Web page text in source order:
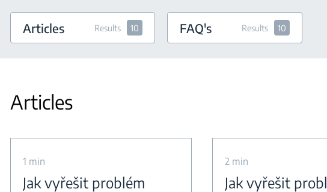
Articles Results 10 FAQ's Results 10
Articles
1 min
Jak vyřešit problém
2 min
Jak vyřešit